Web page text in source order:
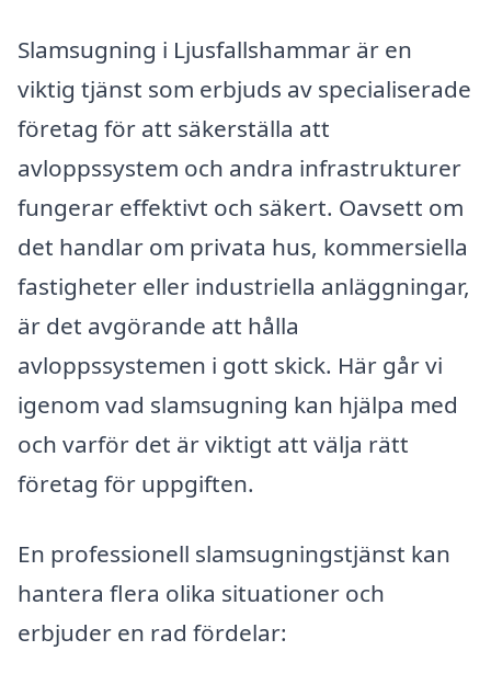
Slamsugning i Ljusfallshammar är en
viktig tjänst som erbjuds av specialiserade
företag för att säkerställa att
avloppssystem och andra infrastrukturer
fungerar effektivt och säkert. Oavsett om
det handlar om privata hus, kommersiella
fastigheter eller industriella anläggningar,
är det avgörande att hålla
avloppssystemen i gott skick. Här går vi
igenom vad slamsugning kan hjälpa med
och varför det är viktigt att välja rätt
företag för uppgiften.
En professionell slamsugningstjänst kan
hantera flera olika situationer och
erbjuder en rad fördelar: